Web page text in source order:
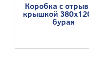
Коробка с
крышкой
бурая